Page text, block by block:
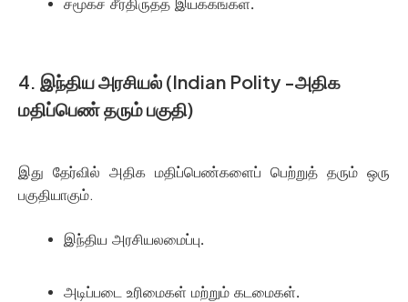
சமூகச் சீர்திருத்த இயக்கங்கள்.
4. இந்திய அரசியல் (Indian Polity -அதிக
மதிப்பெண் தரும் பகுதி)
இது தேர்வில் அதிக மதிப்பெண்களைப் பெற்றுத் தரும் ஒரு
பகுதியாகும்.
இந்திய அரசியலமைப்பு.
அடிப்படை உரிமைகள் மற்றும் கடமைகள்.